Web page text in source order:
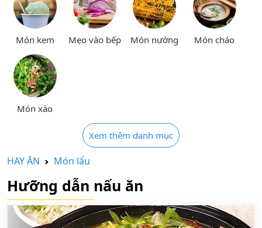
Món kem Mẹo vào bếp Món nướng Món cháo
Món xào
Xem thêm danh mục
HAY ĂN Món lẩu
Hưỡng dẫn nấu ăn